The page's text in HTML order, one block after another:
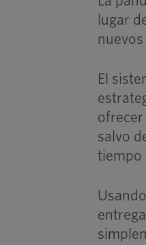
lugar
El
ofrecer
salvo
tiempo